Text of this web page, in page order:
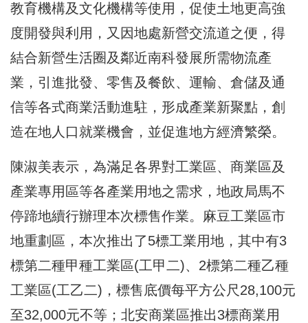
教育機構及文化機構等使用，促使土地更高強
度開發與利用，又因地處新營交流道之便，得
結合新營生活圈及鄰近南科發展所需物流產
業，引進批發、零售及餐飲、運輸、倉儲及通
信等各式商業活動進駐，形成產業新聚點，創
造在地人口就業機會，並促進地方經濟繁榮。
陳淑美表示，為滿足各界對工業區、商業區及
產業專用區等各產業用地之需求，地政局馬不
停蹄地續行辦理本次標售作業。麻豆工業區市
地重劃區，本次推出了5標工業用地，其中有3
標第二種甲種工業區(工甲二)、2標第二種乙種
工業區(工乙二)，標售底價每平方公尺28,100元
至32,000元不等；北安商業區推出3標商業用